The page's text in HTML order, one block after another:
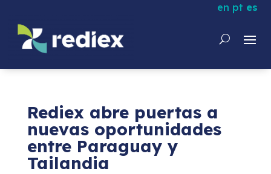
en pt es
Rediex abre puertas a
nuevas oportunidades
entre Paraguay y
Tailandia